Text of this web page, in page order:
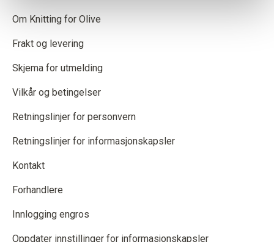
Om Knitting for Olive
Frakt og levering
Skjema for utmelding
Vilkår og betingelser
Retningslinjer for personvern
Retningslinjer for informasjonskapsler
Kontakt
Forhandlere
Innlogging engros
Oppdater innstillinger for informasjonskapsler